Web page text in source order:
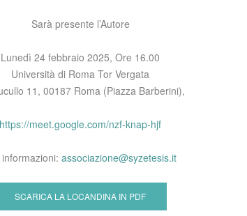
Sarà presente l’Autore
Lunedì 24 febbraio 2025, Ore 16.00
Università di Roma Tor Vergata
11, 00187 Roma (Piazza Barberini),
https://meet.google.com/nzf-knap-hjf
informazioni:associazione@syzetesis.it
SCARICA LA LOCANDINA IN PDF